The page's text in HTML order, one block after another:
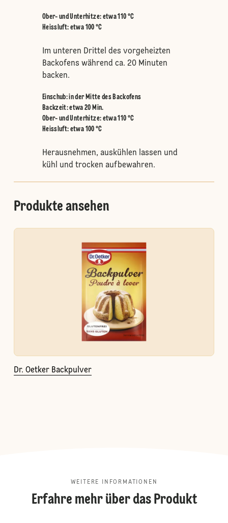
Ober- und Unterhitze: etwa 110 °C
Heissluft: etwa 100 °C
Im unteren Drittel des vorgeheizten
Backofens während ca. 20 Minuten
backen.
Einschub:in der Mitte des Backofens
Backzeit: etwa 20 Min.
Ober- und Unterhitze: etwa 110 °C
Heissluft: etwa 100 °C
Herausnehmen, auskühlen lassen und
kühl und trocken aufbewahren.
Produkte ansehen
Dr. Oetker Backpulver
WEITERE INFORMATIONEN
Erfahre mehr über das Produkt